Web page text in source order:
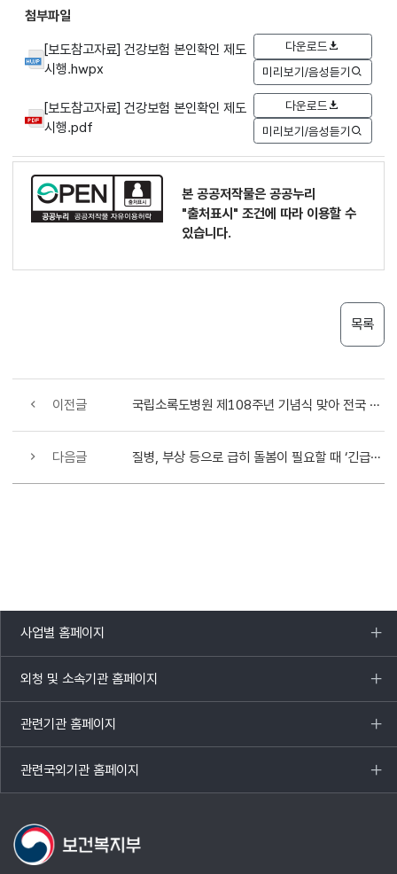
첨부파일
[보도참고자료] 건강보험 본인확인 제도
시행.hwpx
다운로드
미리보기/음성듣기
[보도참고자료] 건강보험 본인확인 제도
시행.pdf
다운로드
미리보기/음성듣기
본 공공저작물은 공공누리
"출처표시" 조건에 따라 이용할 수
있습니다.
목록
이전글 국립소록도병원 제108주년 기념식 맞아 전국 한센인 친목과 화합의 장 마련
다음글 질병, 부상 등으로 급히 돌봄이 필요할 때 ‘긴급돌봄 서비스’를 이용하세요
사업별 홈페이지
목록
열기
외청 및 소속기관 홈페이지
목록
열기
관련기관 홈페이지
목록
열기
관련국외기관 홈페이지
목록
열기